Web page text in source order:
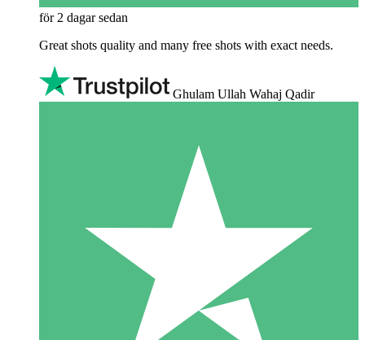
för 2 dagar sedan
Great shots quality and many free shots with exact needs.
Ghulam Ullah Wahaj Qadir